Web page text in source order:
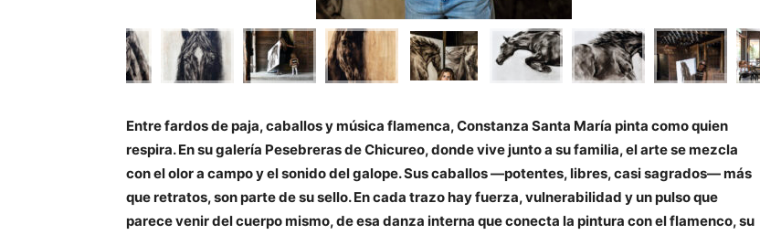
Entre fardos de paja, caballos y música flamenca, Constanza Santa María pinta como quien
respira. En su galería Pesebreras de Chicureo, donde vive junto a su familia, el arte se mezcla
con el olor a campo y el sonido del galope. Sus caballos —potentes, libres, casi sagrados— más
que retratos, son parte de su sello. En cada trazo hay fuerza, vulnerabilidad y un pulso que
parece venir del cuerpo mismo, de esa danza interna que conecta la pintura con el flamenco, su